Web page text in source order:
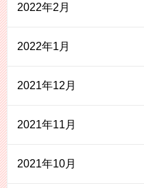
2022年2月
2022年1月
2021年12月
2021年11月
2021年10月